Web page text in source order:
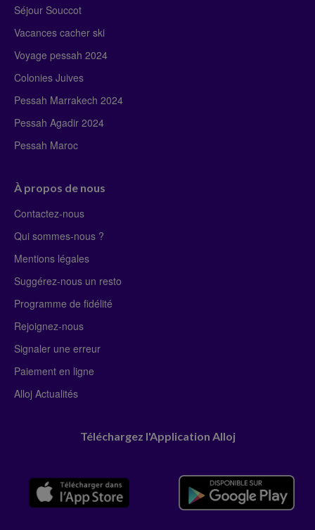
Séjour Souccot
Vacances cacher ski
Voyage pessah 2024
Colonies Juives
Pessah Marrakech 2024
Pessah Agadir 2024
Pessah Maroc
À propos de nous
Contactez-nous
Qui sommes-nous ?
Mentions légales
Suggérez-nous un resto
Programme de fidélité
Rejoignez-nous
Signaler une erreur
Paiement en ligne
Alloj Actualités
Téléchargez l'Application Alloj